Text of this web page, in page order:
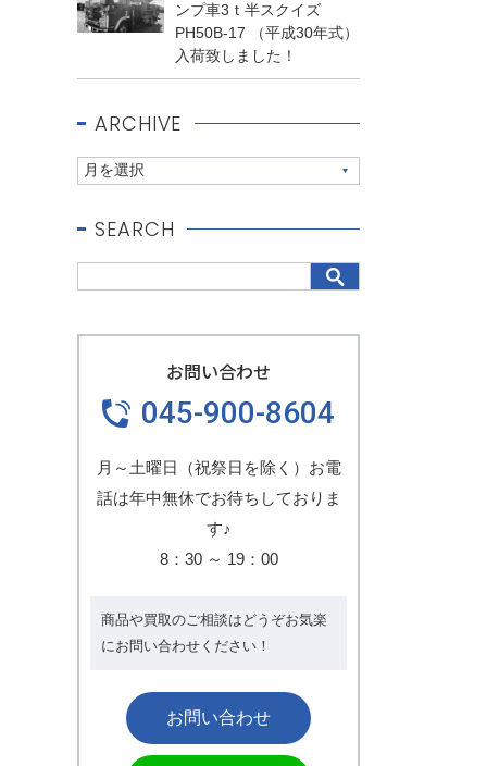
ンプ車3ｔ半スクイズ
PH50B-17 （平成30年式）
入荷致しました！
ARCHIVE
SEARCH
お問い合わせ
045-900-8604
月～土曜日（祝祭日を除く）お電
話は年中無休でお待ちしておりま
す♪
8：30～ 19：00
商品や買取のご相談はどうぞお気楽
にお問い合わせください！
お問い合わせ